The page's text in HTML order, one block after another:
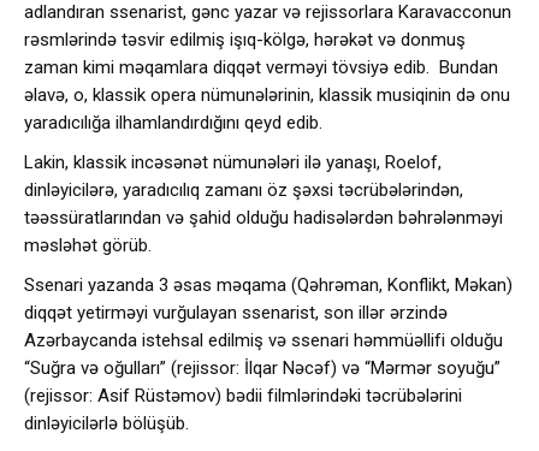
adlandıran ssenarist, gənc yazar və rejissorlara Karavacconun
rəsmlərində təsvir edilmiş işıq-kölgə, hərəkət və donmuş
zaman kimi məqamlara diqqət verməyi tövsiyə edib. Bundan
əlavə, o, klassik opera nümunələrinin, klassik musiqinin də onu
yaradıcılığa ilhamlandırdığını qeyd edib.
Lakin, klassik incəsənət nümunələri ilə yanaşı, Roelof,
dinləyicilərə, yaradıcılıq zamanı öz şəxsi təcrübələrindən,
təəssüratlarından və şahid olduğu hadisələrdən bəhrələnməyi
məsləhət görüb.
Ssenari yazanda 3 əsas məqama (Qəhrəman, Konflikt, Məkan)
diqqət yetirməyi vurğulayan ssenarist, son illər ərzində
Azərbaycanda istehsal edilmiş və ssenari həmmüəllifi olduğu
“Suğra və oğulları” (rejissor: İlqar Nəcəf) və “Mərmər soyuğu”
(rejissor: Asif Rüstəmov) bədii filmlərindəki təcrübələrini
dinləyicilərlə bölüşüb.